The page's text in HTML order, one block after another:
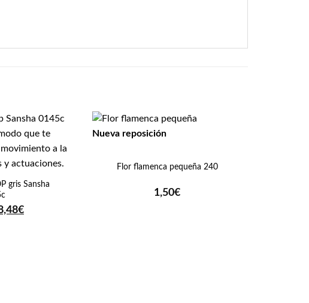
gris Sansha
€El
Nueva reposición
Flor flamenca pequeña 240
1,50€